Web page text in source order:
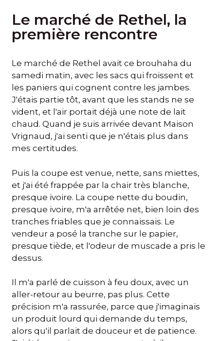
Le marché de Rethel, la
première rencontre
Le marché de Rethel avait ce brouhaha du
samedi matin, avec les sacs qui froissent et
les paniers qui cognent contre les jambes.
J'étais partie tôt, avant que les stands ne se
vident, et l'air portait déjà une note de lait
chaud. Quand je suis arrivée devant Maison
Vrignaud, j'ai senti que je n'étais plus dans
mes certitudes.
Puis la coupe est venue, nette, sans miettes,
et j'ai été frappée par la chair très blanche,
presque ivoire. La coupe nette du boudin,
presque ivoire, m'a arrêtée net, bien loin des
tranches friables que je connaissais. Le
vendeur a posé la tranche sur le papier,
presque tiède, et l'odeur de muscade a pris le
dessus.
Il m'a parlé de cuisson à feu doux, avec un
aller-retour au beurre, pas plus. Cette
précision m'a rassurée, parce que j'imaginais
un produit lourd qui demande du temps,
alors qu'il parlait de douceur et de patience.